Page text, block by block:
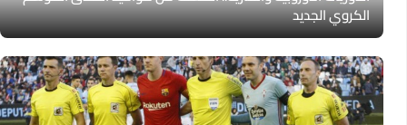
الكروي الجديد